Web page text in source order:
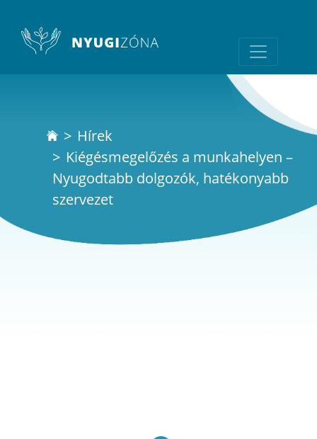
Hírek
Kiégésmegelőzés a munkahelyen –
Nyugodtabb dolgozók, hatékonyabb
szervezet